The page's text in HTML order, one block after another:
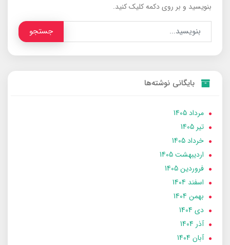
بنویسید و بر روی دکمه کلیک کنید.
جستجو
بایگانی نوشته‌ها
مرداد 1405
تير 1405
خرداد 1405
ارديبهشت 1405
فروردین 1405
اسفند 1404
بهمن 1404
دی 1404
آذر 1404
آبان 1404